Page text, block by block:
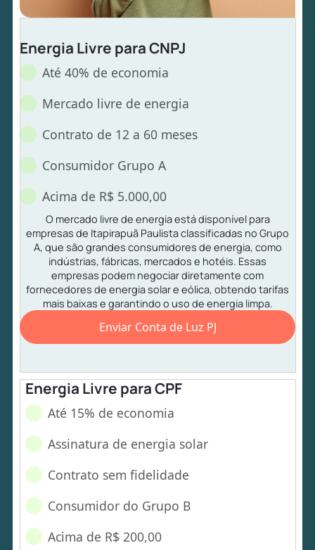
Energia Livre para CNPJ
Até 40% de economia
Mercado livre de energia
Contrato de 12 a 60 meses
Consumidor Grupo A
Acima de R$ 5.000,00
O mercado livre de energia está disponível para
empresas de Itapirapuã Paulista classificadas no Grupo
A, que são grandes consumidores de energia, como
indústrias, fábricas, mercados e hotéis. Essas
empresas podem negociar diretamente com
fornecedores de energia solar e eólica, obtendo tarifas
mais baixas e garantindo o uso de energia limpa.
Enviar Conta de Luz PJ
Energia Livre para CPF
Até 15% de economia
Assinatura de energia solar
Contrato sem fidelidade
Consumidor do Grupo B
Acima de R$ 200,00